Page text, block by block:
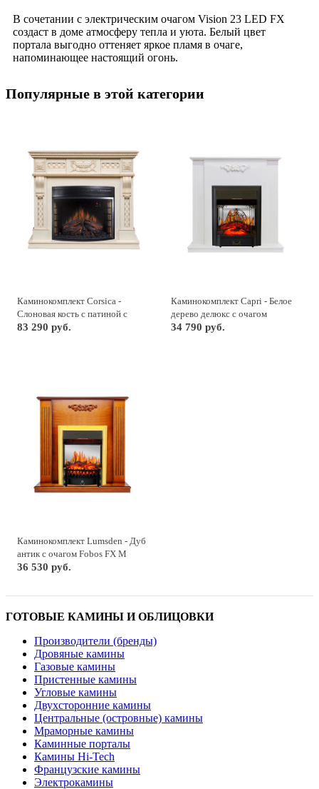
В сочетании с электрическим очагом Vision 23 LED FX
создаст в доме атмосферу тепла и уюта. Белый цвет
портала выгодно оттеняет яркое пламя в очаге,
напоминающее настоящий огонь.
Популярные в этой категории
Каминокомплект Corsica -
Слоновая кость с патиной с
очагом Dioramic 28 LED FX
83 290 руб.
Каминокомплект Capri - Белое
дерево делюкс с очагом
Majestic FX M Black
34 790 руб.
Каминокомплект Lumsden - Дуб
антик с очагом Fobos FX M
Brass
36 530 руб.
ГОТОВЫЕ КАМИНЫ И ОБЛИЦОВКИ
Производители (бренды)
Дровяные камины
Газовые камины
Пристенные камины
Угловые камины
Двухсторонние камины
Центральные (островные) камины
Мраморные камины
Каминные порталы
Камины Hi-Tech
Французские камины
Электрокамины